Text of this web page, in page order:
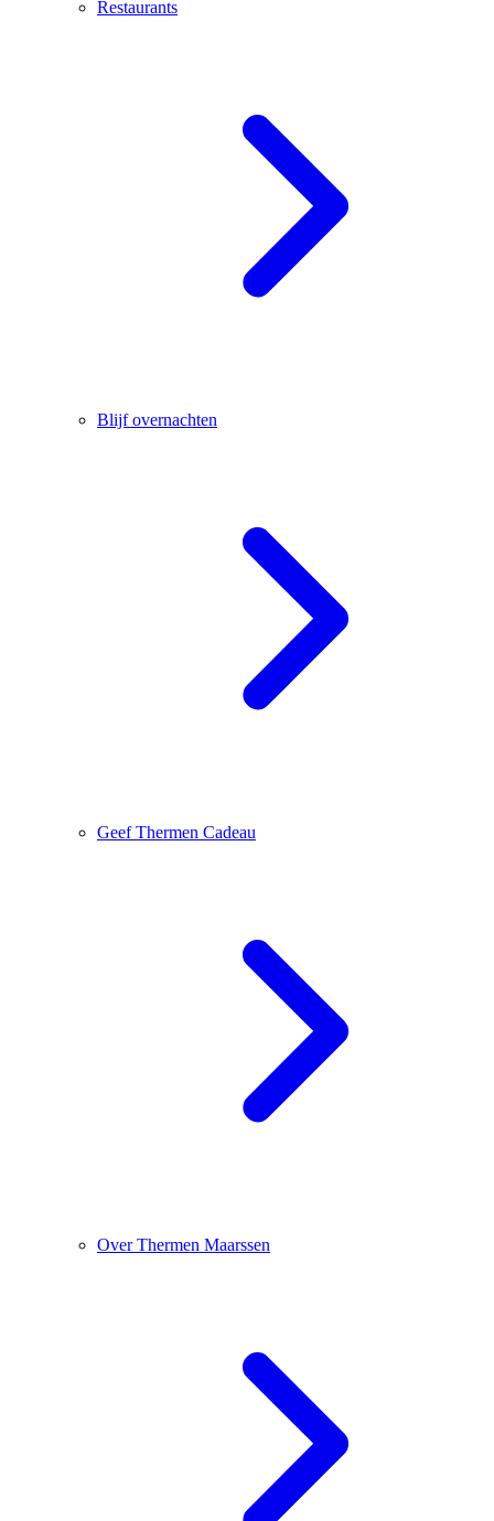
Restaurants
Blijf overnachten
Geef Thermen Cadeau
Over Thermen Maarssen